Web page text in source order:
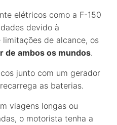
elétricos como a F-150
devido à
de alcance, os
de ambos os mundos.
junto com um gerador
as baterias.
viagens longas ou
o motorista tenha a